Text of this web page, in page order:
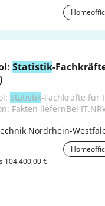
Statistik-
Statistik-Fachkräfte für
Fakten liefernBei
Nordrhein-
104.400,00 €